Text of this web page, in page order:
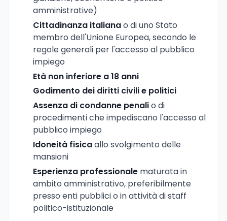
amministrative)
Cittadinanza italianao di uno Stato
membro dell'Unione Europea, secondo le
regole generali per l'accesso al pubblico
impiego
Età non inferiore a 18 anni
Godimento dei diritti civili e politici
Assenza di condanne penalio di
procedimenti che impediscano l'accesso al
pubblico impiego
Idoneità fisicaallo svolgimento delle
mansioni
Esperienza professionale maturata in
ambito amministrativo, preferibilmente
presso enti pubblici o in attività di staff
politico-istituzionale